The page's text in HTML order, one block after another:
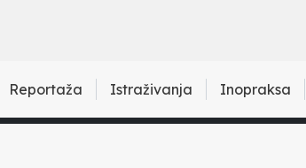
Reportaža Istraživanja Inopraksa